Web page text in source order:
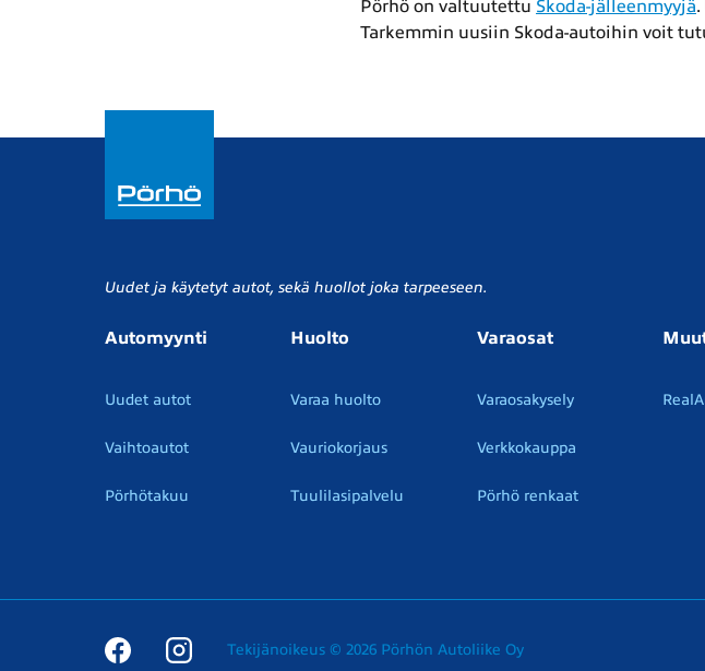
Pörhö on valtuutettu Skoda-jälleenmyyjä
Tarkemmin uusiin Skoda-autoihin voit
Uudet ja käytetyt autot, sekä huollot joka tarpeeseen.
Automyynti
Uudet autot
Vaihtoautot
Pörhötakuu
Huolto
Varaa huolto
Vauriokorjaus
Tuulilasipalvelu
Varaosat
Varaosakysely
Verkkokauppa
Pörhö renkaat
Tekijänoikeus © 2026 Pörhön Autoliike Oy